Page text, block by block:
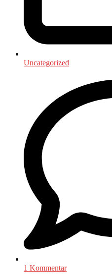
Uncategorized
1 Kommentar